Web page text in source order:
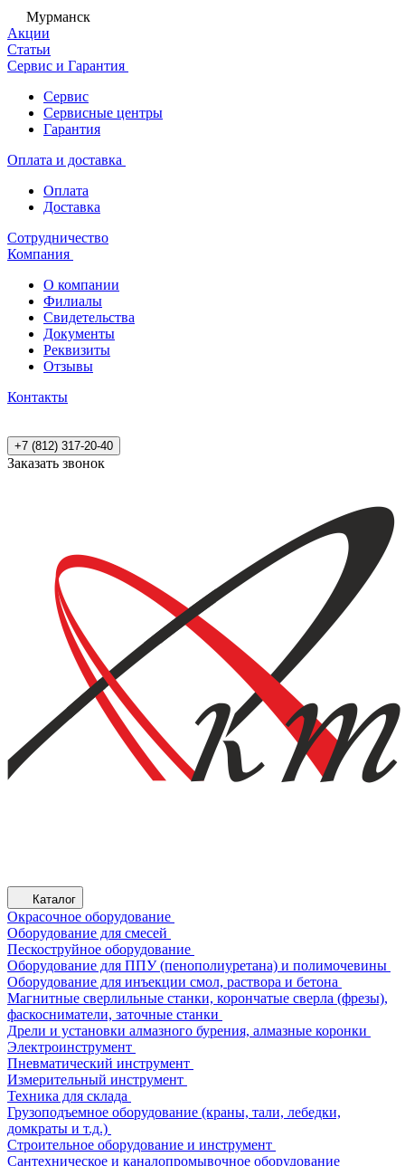
Мурманск
Акции
Статьи
Сервис и Гарантия
Сервис
Сервисные центры
Гарантия
Оплата и доставка
Оплата
Доставка
Сотрудничество
Компания
О компании
Филиалы
Свидетельства
Документы
Реквизиты
Отзывы
Контакты
+7 (812) 317-20-40
Заказать звонок
Каталог
Окрасочное оборудование
Оборудование для смесей
Пескоструйное оборудование
Оборудование для ППУ (пенополиуретана) и полимочевины
Оборудование для инъекции смол, раствора и бетона
Магнитные сверлильные станки, корончатые сверла (фрезы),
фаскосниматели, заточные станки
Дрели и установки алмазного бурения, алмазные коронки
Электроинструмент
Пневматический инструмент
Измерительный инструмент
Техника для склада
Грузоподъемное оборудование (краны, тали, лебедки,
домкраты и т.д.)
Строительное оборудование и инструмент
Сантехническое и каналопромывочное оборудование